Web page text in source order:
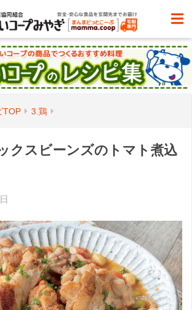
TOP 3.鶏
クスビーンズのトマト煮込